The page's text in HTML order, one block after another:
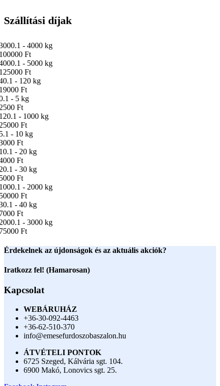
Szállítási díjak
- 4000 kg
Ft
- 5000 kg
Ft
- 120 kg
Ft
- 5 kg
Ft
- 1000 kg
Ft
- 10 kg
Ft
- 20 kg
Ft
- 30 kg
Ft
- 2000 kg
Ft
- 40 kg
Ft
- 3000 kg
Ft
Érdekelnek az újdonságok és az aktuális akciók?
Iratkozz fel! (Hamarosan)
Kapcsolat
WEBÁRUHÁZ
+36-30-092-4463
+36-62-510-370
info@emesefurdoszobaszalon.hu
ÁTVÉTELI PONTOK
6725 Szeged, Kálvária sgt. 104.​
6900 Makó, Lonovics sgt. 25.